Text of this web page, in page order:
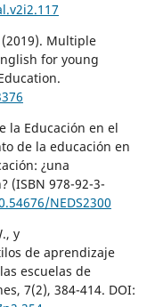
(2019). Multiple
for young
la Educación en el
de la educación en
¿una
(ISBN 978-92-3-
NEDS2300
y
de aprendizaje
escuelas de
7(2), 384-414. DOI: